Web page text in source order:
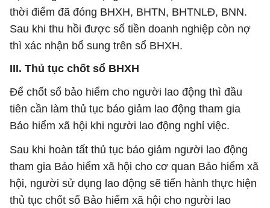
thời điểm đã đóng BHXH, BHTN, BHTNLĐ, BNN.
Sau khi thu hồi được số tiền doanh nghiệp còn nợ
thì xác nhận bổ sung trên sổ BHXH.
III. Thủ tục chốt sổ BHXH
Để chốt sổ bảo hiểm cho người lao động thì đầu
tiên cần làm thủ tục báo giảm lao động tham gia
Bảo hiểm xã hội khi người lao động nghỉ việc.
Sau khi hoàn tất thủ tục báo giảm người lao động
tham gia Bảo hiểm xã hội cho cơ quan Bảo hiểm xã
hội, người sử dụng lao động sẽ tiến hành thực hiện
thủ tục chốt sổ Bảo hiểm xã hội cho người lao